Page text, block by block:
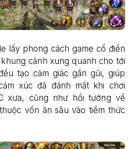
lấy phong cách game cổ điển
cảnh xung quanh cho tới
tạo cảm giác gần gũi, giúp
xúc đã đánh mất khi chơi
xưa, cũng như hồi tưởng về
vốn ăn sâu vào tiềm thức